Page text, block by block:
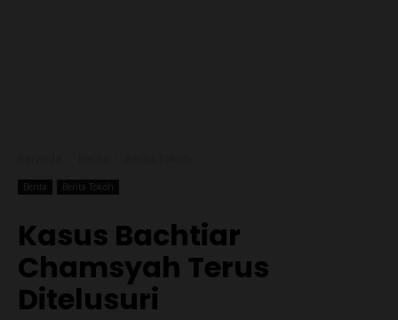
Berita Berita Tokoh
Kasus Bachtiar
Chamsyah Terus
Ditelusuri